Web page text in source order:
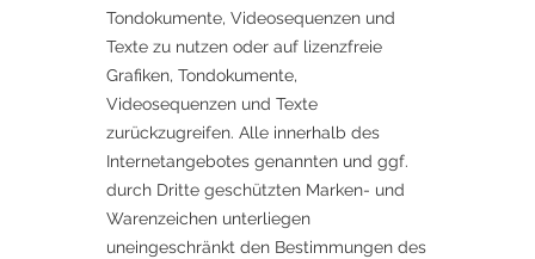
Tondokumente, Videosequenzen und
Texte zu nutzen oder auf lizenzfreie
Grafiken, Tondokumente,
Videosequenzen und Texte
zurückzugreifen. Alle innerhalb des
Internetangebotes genannten und ggf.
durch Dritte geschützten Marken- und
Warenzeichen unterliegen
uneingeschränkt den Bestimmungen des